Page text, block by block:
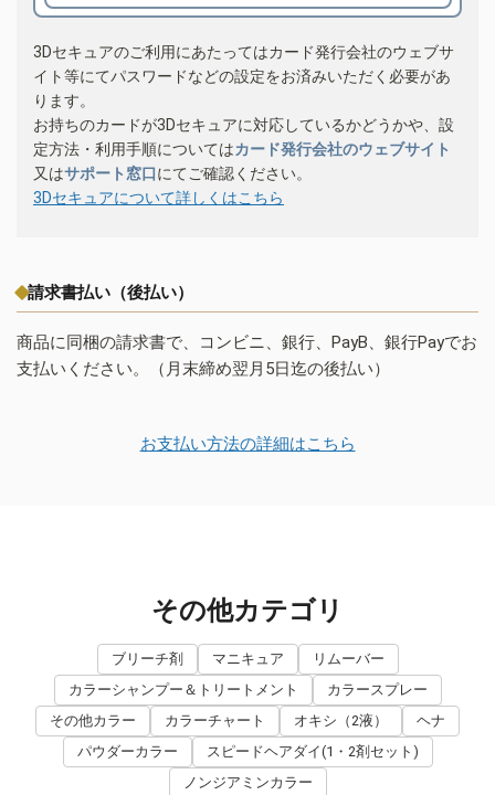
3Dセキュアのご利用にあたってはカード発行会社のウェブサ
イト等にてパスワードなどの設定をお済みいただく必要があ
ります。
お持ちのカードが3Dセキュアに対応しているかどうかや、設
定方法・利用手順についてはカード発行会社のウェブサイト
又はサポート窓口にてご確認ください。
3Dセキュアについて詳しくはこちら
請求書払い（後払い）
商品に同梱の請求書で、コンビニ、銀行、PayB、銀行Payでお
支払いください。（月末締め翌月5日迄の後払い）
お支払い方法の詳細はこちら
その他カテゴリ
ブリーチ剤 マニキュア
リムーバー
カラーシャンプー＆トリートメント
カラースプレー
その他カラー
カラーチャート オキシ（2液）
ヘナ
パウダーカラー
スピードヘアダイ(1・2剤セット)
ノンジアミンカラー